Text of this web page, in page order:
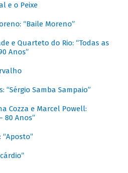
e o Peixe
“Baile Moreno”
e Quarteto do Rio: “Todas as
Anos”
“Sérgio Samba Sampaio”
Cozza e Marcel Powell:
80 Anos”